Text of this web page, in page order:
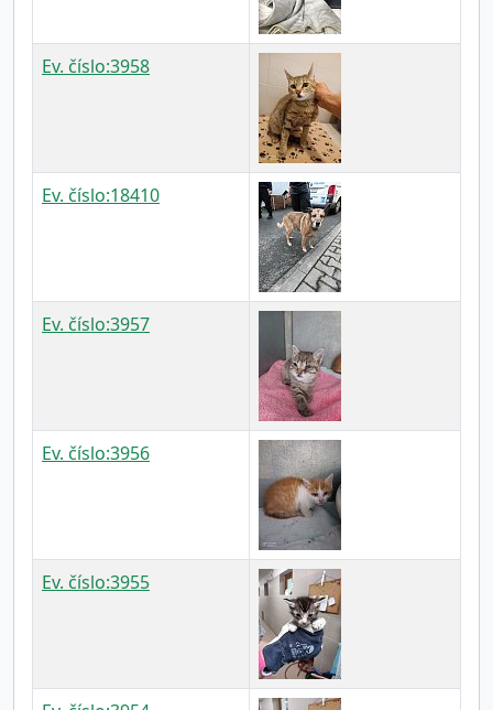
Ev. číslo:3958
Ev. číslo:18410
Ev. číslo:3957
Ev. číslo:3956
Ev. číslo:3955